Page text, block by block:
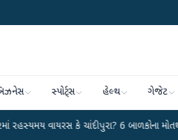
સ્પોર્ટ્સ હેલ્થ ગેજેટ
કે ચાંદીપુરા? 6 બાળકોના મોતથી ફફડાટ ●